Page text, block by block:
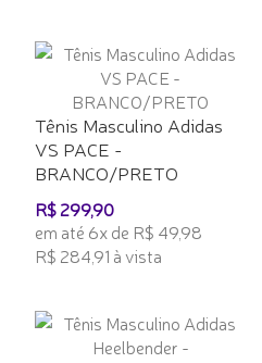
Tênis Masculino Adidas
VS PACE -
BRANCO/PRETO
R$ 299,90
em até 6x de R$ 49,98
R$ 284,91 à vista